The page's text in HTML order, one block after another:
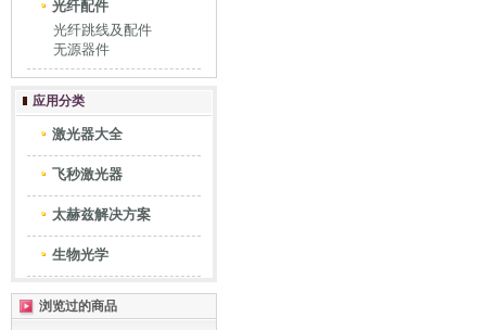
光纤配件
光纤跳线及配件
无源器件
应用分类
激光器大全
飞秒激光器
太赫兹解决方案
生物光学
浏览过的商品